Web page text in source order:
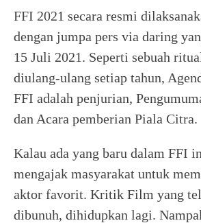
FFI 2021 secara resmi
dengan jumpa pers via daring
15 Juli 2021. Seperti sebuah
diulang-ulang setiap tahun,
FFI adalah penjurian,
dan Acara pemberian Piala Citra.
Kalau ada yang baru dalam FFI
mengajak masyarakat untuk
aktor favorit. Kritik Film yang
dibunuh, dihidupkan lagi.